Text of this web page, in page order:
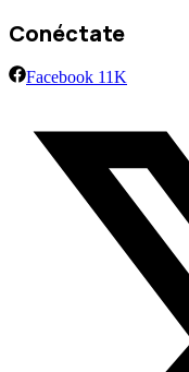
Conéctate
Facebook 11K